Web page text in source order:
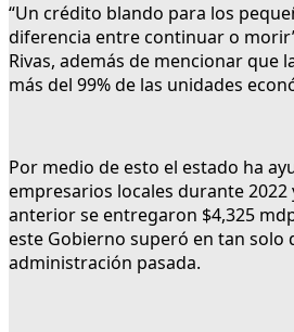
“Un crédito blando para los
diferencia entre continuar o
Rivas, además de mencionar que
más del 99% de las unidades
Por medio de esto el estado ha
empresarios locales durante 2022
anterior se entregaron $4,325
este Gobierno superó en tan solo
administración pasada.